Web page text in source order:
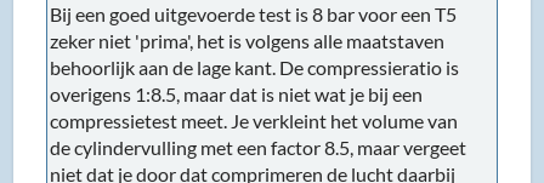
Bij een goed uitgevoerde test is 8 bar voor een T5
zeker niet 'prima', het is volgens alle maatstaven
behoorlijk aan de lage kant. De compressieratio is
overigens 1:8.5, maar dat is niet wat je bij een
compressietest meet. Je verkleint het volume van
de cylindervulling met een factor 8.5, maar vergeet
niet dat je door dat comprimeren de lucht daarbij